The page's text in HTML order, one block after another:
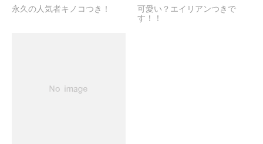
永久の人気者キノコつき！
可愛い？エイリアンつきで
す！！